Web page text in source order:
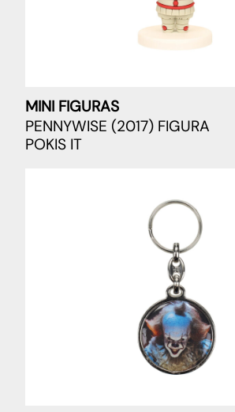
MINI FIGURAS
PENNYWISE (2017) FIGURA
POKIS IT